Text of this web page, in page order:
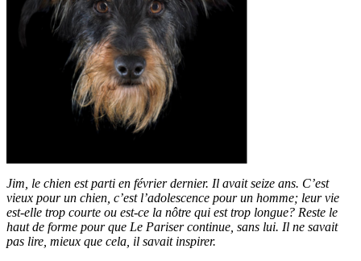
Jim, le chien est parti en février dernier. Il avait seize ans. C’est
vieux pour un chien, c’est l’adolescence pour un homme; leur vie
est-elle trop courte ou est-ce la nôtre qui est trop longue? Reste le
haut de forme pour que Le Pariser continue, sans lui. Il ne savait
pas lire, mieux que cela, il savait inspirer.